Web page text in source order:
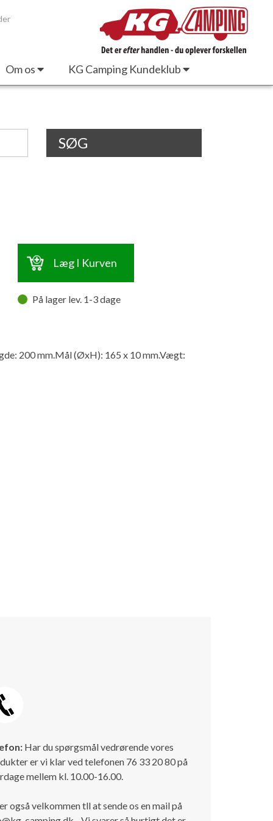
Om os KG Camping Kundeklub
SØG
Læg I Kurven
På lager lev. 1-3 dage
200 mm.Mål (ØxH): 165 x 10 mm.Vægt:
Har du spørgsmål vedrørende vores
er vi klar ved telefonen 76 33 20 80 på
mellem kl. 10.00-16.00.
også velkommen tll at sende os en mail på